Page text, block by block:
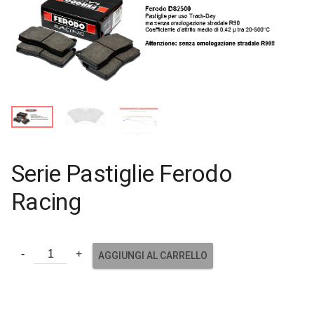
Serie Pastiglie Ferodo
Racing
AGGIUNGI AL CARRELLO